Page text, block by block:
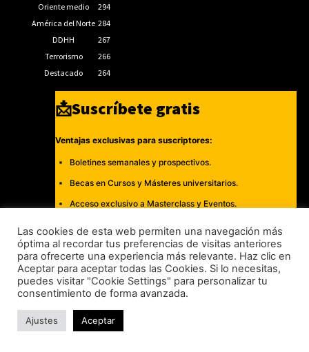
Oriente medio
294
América del Norte 284
DDHH
267
Terrorismo
266
Destacado
264
📩Suscríbete gratis
Ventajas exclusivas para suscriptores:
Boletines semanales y prospectivos.
Becas en Cursos y Másteres universitarios.
Acceso exclusivo a Masterclass y Eventos.
Acceso a LISA Comunidad y LISA Challenge.
Suscribirme
Las cookies de esta web permiten una navegación más
óptima al recordar tus preferencias de visitas anteriores
para ofrecerte una experiencia más relevante. Haz clic en
Aceptar para aceptar todas las Cookies. Si lo necesitas,
puedes visitar "Cookie Settings" para personalizar tu
consentimiento de forma avanzada.
Ajustes Aceptar